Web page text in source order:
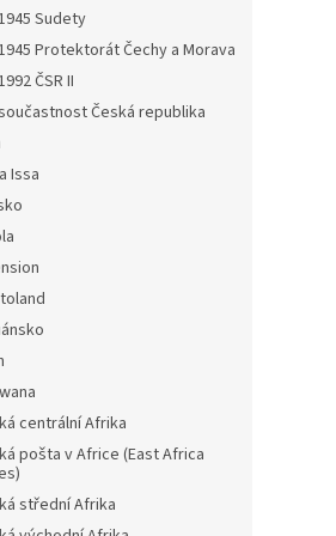
Sudety
Protektorát Čechy a Morava
ČSR II
Česká republika
Issa
centrální Afrika
pošta v Africe (East Africa
střední Afrika